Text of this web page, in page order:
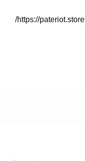
https://pateriot.store/